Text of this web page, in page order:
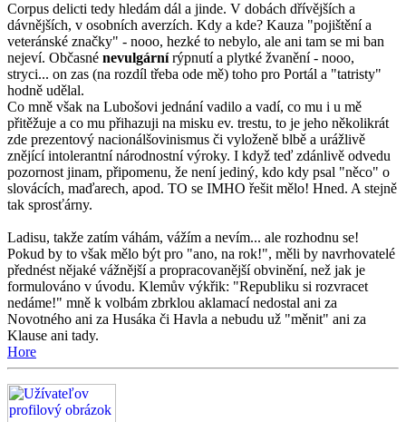
Corpus delicti tedy hledám dál a jinde. V dobách dřívějších a
dávnějších, v osobních averzích. Kdy a kde? Kauza "pojištění a
veteránské značky" - nooo, hezké to nebylo, ale ani tam se mi ban
nejeví. Občasné nevulgárnírýpnutí a plytké žvanění - nooo,
stryci... on zas (na rozdíl třeba ode mě) toho pro Portál a "tatristy"
hodně udělal.
Co mně však na Lubošovi jednání vadilo a vadí, co mu i u mě
přitěžuje a co mu přihazuji na misku ev. trestu, to je jeho několikrát
zde prezentový nacionálšovinismus či vyloženě blbě a urážlivě
znějící intolerantní národnostní výroky. I když teď zdánlivě odvedu
pozornost jinam, připomenu, že není jediný, kdo kdy psal "něco" o
slovácích, maďarech, apod. TO se IMHO řešit mělo! Hned. A stejně
tak sprosťárny.
Ladisu, takže zatím váhám, vážím a nevím... ale rozhodnu se!
Pokud by to však mělo být pro "ano, na rok!", měli by navrhovatelé
přednést nějaké vážnější a propracovanější obvinění, než jak je
formulováno v úvodu. Klemův výkřik: "Republiku si rozvracet
nedáme!" mně k volbám zbrklou aklamací nedostal ani za
Novotného ani za Husáka či Havla a nebudu už "měnit" ani za
Klause ani tady.
Hore